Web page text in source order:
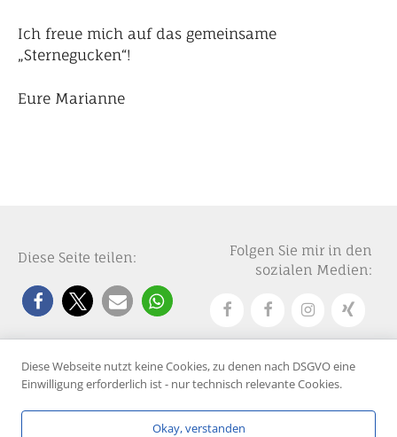
Ich freue mich auf das gemeinsame
„Sternegucken“!
Eure Marianne
Diese Seite teilen:
Folgen Sie mir in den
sozialen Medien:
© 2025 Marianne Quast
Diese Webseite nutzt keine Cookies, zu denen nach DSGVO eine
Einwilligung erforderlich ist - nur technisch relevante Cookies.
Okay, verstanden